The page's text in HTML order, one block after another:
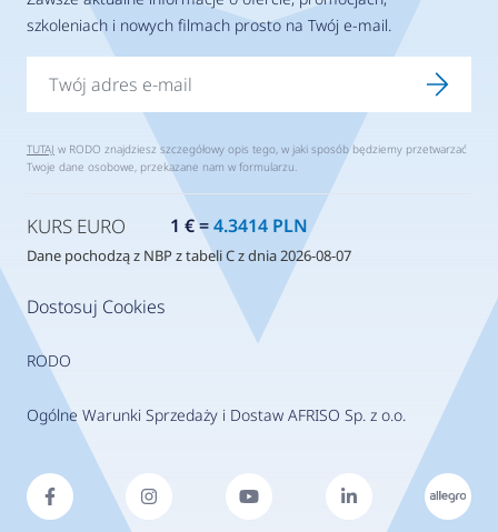
Dostosuj Cookies
RODO
Ogólne Warunki Sprzedaży i Dostaw AFRISO Sp. z o.o.
szkoleniach i nowych filmach prosto na Twój e-mail.
TUTAJ w RODO znajdziesz szczegółowy opis tego, w jaki sposób będziemy przetwarzać
Twoje dane osobowe, przekazane nam w formularzu.
KURS EURO 1 € =4.3414 PLN
Dane pochodzą z NBP z tabeli C z dnia 2026-08-07